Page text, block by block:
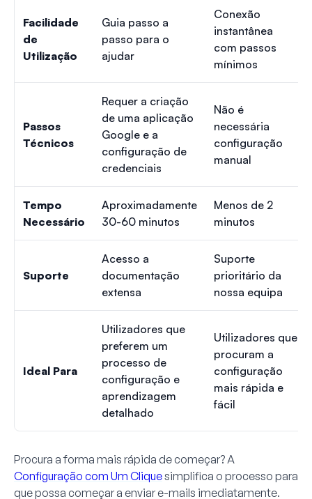
Facilidade
de
Utilização
Guia passo a
passo para o
ajudar
Conexão
instantânea
com passos
mínimos
Passos
Técnicos
Requer a criação
de uma aplicação
Google e a
configuração de
credenciais
Não é
necessária
configuração
manual
Tempo
Necessário
Aproximadamente
30-60 minutos
Menos de 2
minutos
Suporte
Acesso a
documentação
extensa
Suporte
prioritário da
nossa equipa
Ideal Para
Utilizadores que
preferem um
processo de
configuração e
aprendizagem
detalhado
Utilizadores que
procuram a
configuração
mais rápida e
fácil
Procura a forma mais rápida de começar? A
Configuração com Um Cliquesimplifica o processo para
que possa começar a enviar e-mails imediatamente.